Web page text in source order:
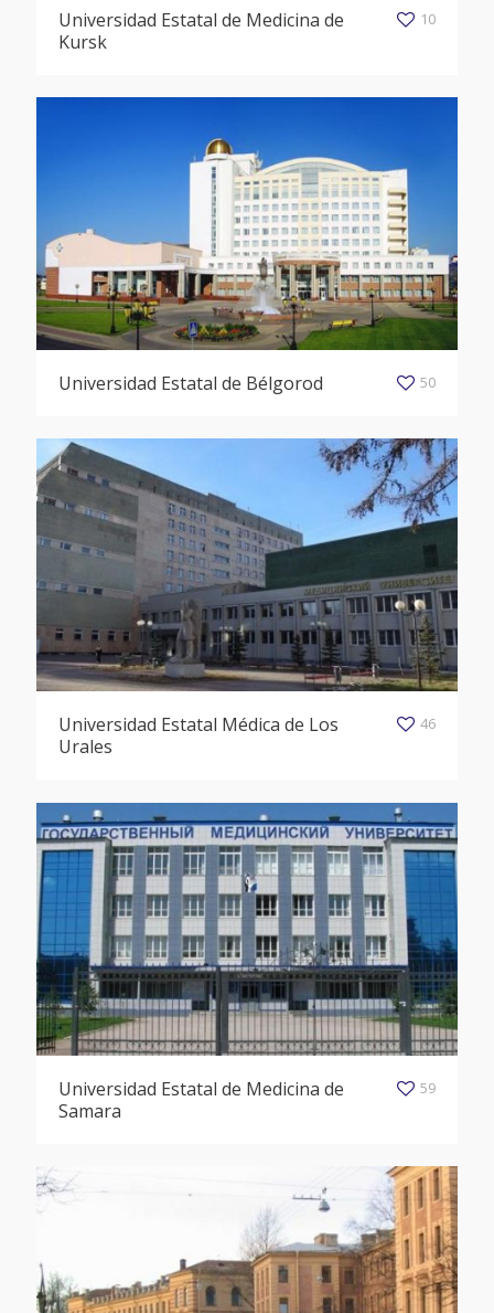
Universidad Estatal de Medicina de
Kursk
10
Universidad Estatal de Bélgorod 50
Universidad Estatal Médica de Los
Urales
46
Universidad Estatal de Medicina de
Samara
59